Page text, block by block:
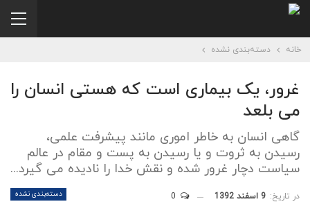
خانه دسته‌بندی نشده
غرور، یک بیماری است که هستی انسان را
می بلعد
گاهی انسان به خاطر اموری مانند پيشرفت علمی،
رسيدن به ثروت و يا رسيدن به پست و مقام در عالم
سياست دچار غرور شده و نقش خدا را ناديده می گيرد...
دسته‌بندی نشده در تاریخ: 9 اسفند 1392